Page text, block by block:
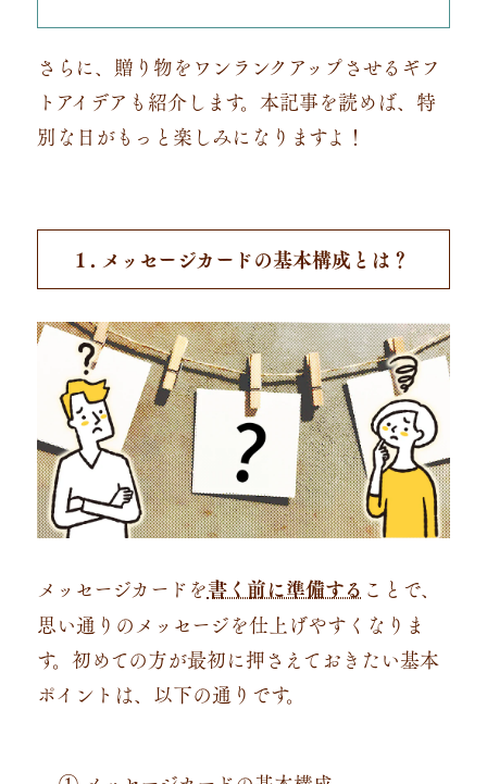
さらに、贈り物をワンランクアップさせるギフ
トアイデアも紹介します。本記事を読めば、特
別な日がもっと楽しみになりますよ！
１. メッセージカードの基本構成とは？
メッセージカードを書く前に準備する ことで、
思い通りのメッセージを仕上げやすくなりま
す。初めての方が最初に押さえておきたい基本
ポイントは、以下の通りです。